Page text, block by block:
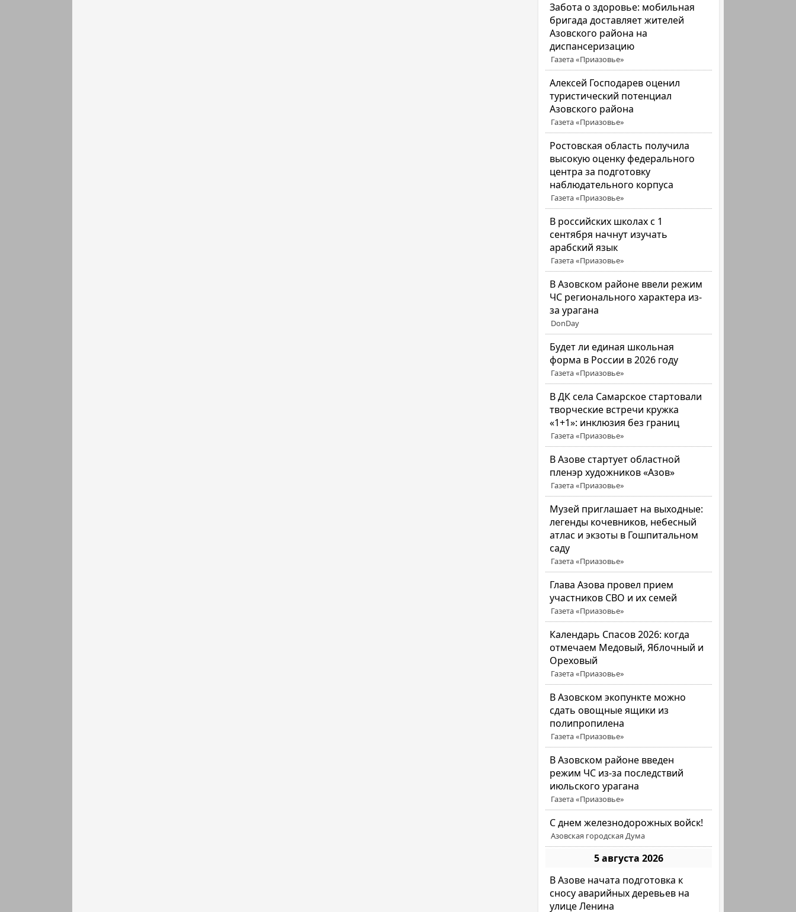
Забота о здоровье: мобильная
бригада доставляет жителей
Азовского района на
диспансеризацию
Газета «Приазовье»
Алексей Господарев оценил
туристический потенциал
Азовского района
Газета «Приазовье»
Ростовская область получила
высокую оценку федерального
центра за подготовку
наблюдательного корпуса
Газета «Приазовье»
В российских школах с 1
сентября начнут изучать
арабский язык
Газета «Приазовье»
В Азовском районе ввели режим
ЧС регионального характера из-
за урагана
DonDay
Будет ли единая школьная
форма в России в 2026 году
Газета «Приазовье»
В ДК села Самарское стартовали
творческие встречи кружка
«1+1»: инклюзия без границ
Газета «Приазовье»
В Азове стартует областной
пленэр художников «Азов»
Газета «Приазовье»
Музей приглашает на выходные:
легенды кочевников, небесный
атлас и экзоты в Гошпитальном
саду
Газета «Приазовье»
Глава Азова провел прием
участников СВО и их семей
Газета «Приазовье»
Календарь Спасов 2026: когда
отмечаем Медовый, Яблочный и
Ореховый
Газета «Приазовье»
В Азовском экопункте можно
сдать овощные ящики из
полипропилена
Газета «Приазовье»
В Азовском районе введен
режим ЧС из-за последствий
июльского урагана
Газета «Приазовье»
С днем железнодорожных войск!
Азовская городская Дума
5 августа 2026
В Азове начата подготовка к
сносу аварийных деревьев на
улице Ленина